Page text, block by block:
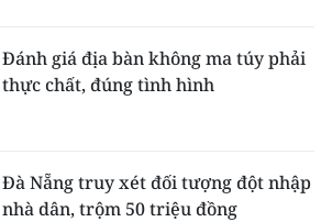
Đánh giá địa bàn không ma túy phải
thực chất, đúng tình hình
Đà Nẵng truy xét đối tượng đột nhập
nhà dân, trộm 50 triệu đồng